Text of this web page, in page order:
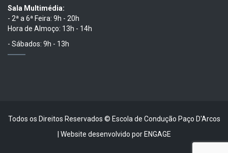
Sala Multimédia:
- 2ª a 6ª Feira: 9h - 20h
Hora de Almoço: 13h - 14h
- Sábados: 9h - 13h
Todos os Direitos Reservados © Escola de Condução Paço D'Arcos
| Website desenvolvido por ENGAGE